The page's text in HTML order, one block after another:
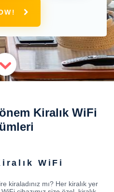
Kiralık WiFi
WiFi
kiraladınız mı? Her kiralık yer